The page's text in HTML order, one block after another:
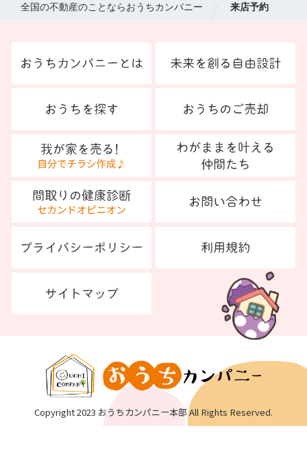
全国の不動産のことならおうちカンパニー 来店予約
Copyright 2023 おうちカンパニー本部 All Rights Reserved.